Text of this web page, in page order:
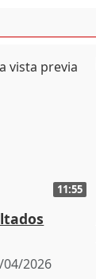
11:55
04/2026